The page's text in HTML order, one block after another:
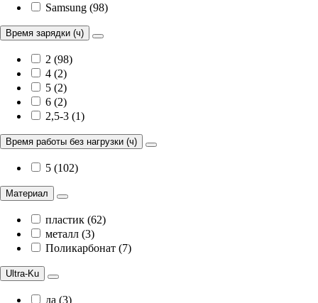
Samsung (98)
Время зарядки (ч)
2 (98)
4 (2)
5 (2)
6 (2)
2,5-3 (1)
Время работы без нагрузки (ч)
5 (102)
Материал
пластик (62)
металл (3)
Поликарбонат (7)
Ultra-Ku
да (3)